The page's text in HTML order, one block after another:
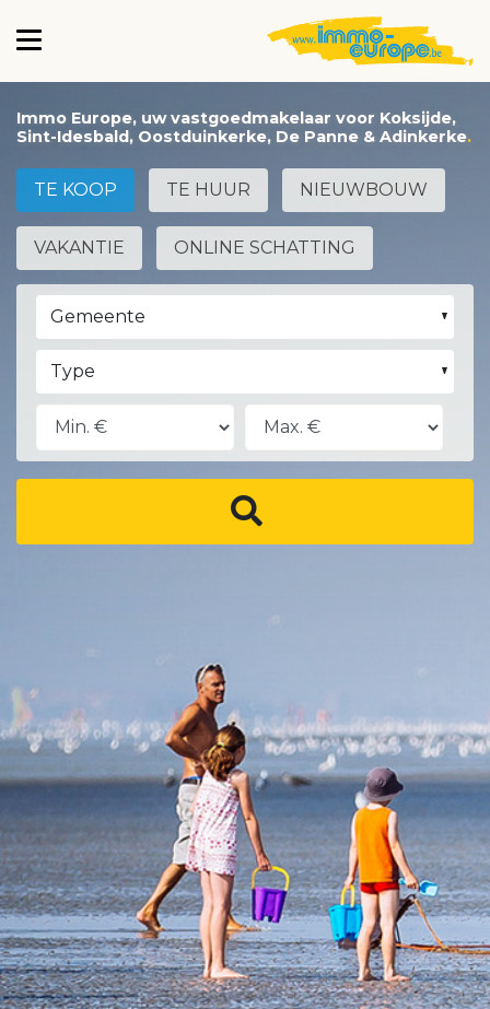
Immo Europe, uw vastgoedmakelaar voor Koksijde,
Sint-Idesbald, Oostduinkerke, De Panne & Adinkerke
TE KOOP TE HUUR NIEUWBOUW
VAKANTIE ONLINE SCHATTING
Gemeente
Type